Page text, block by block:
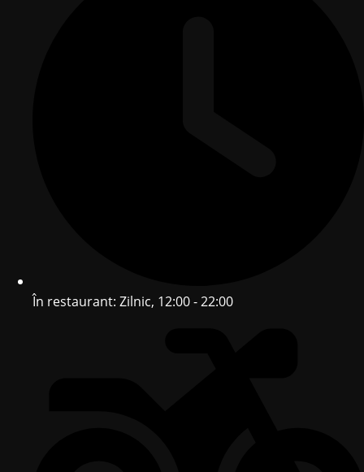
În restaurant: Zilnic, 12:00 - 22:00